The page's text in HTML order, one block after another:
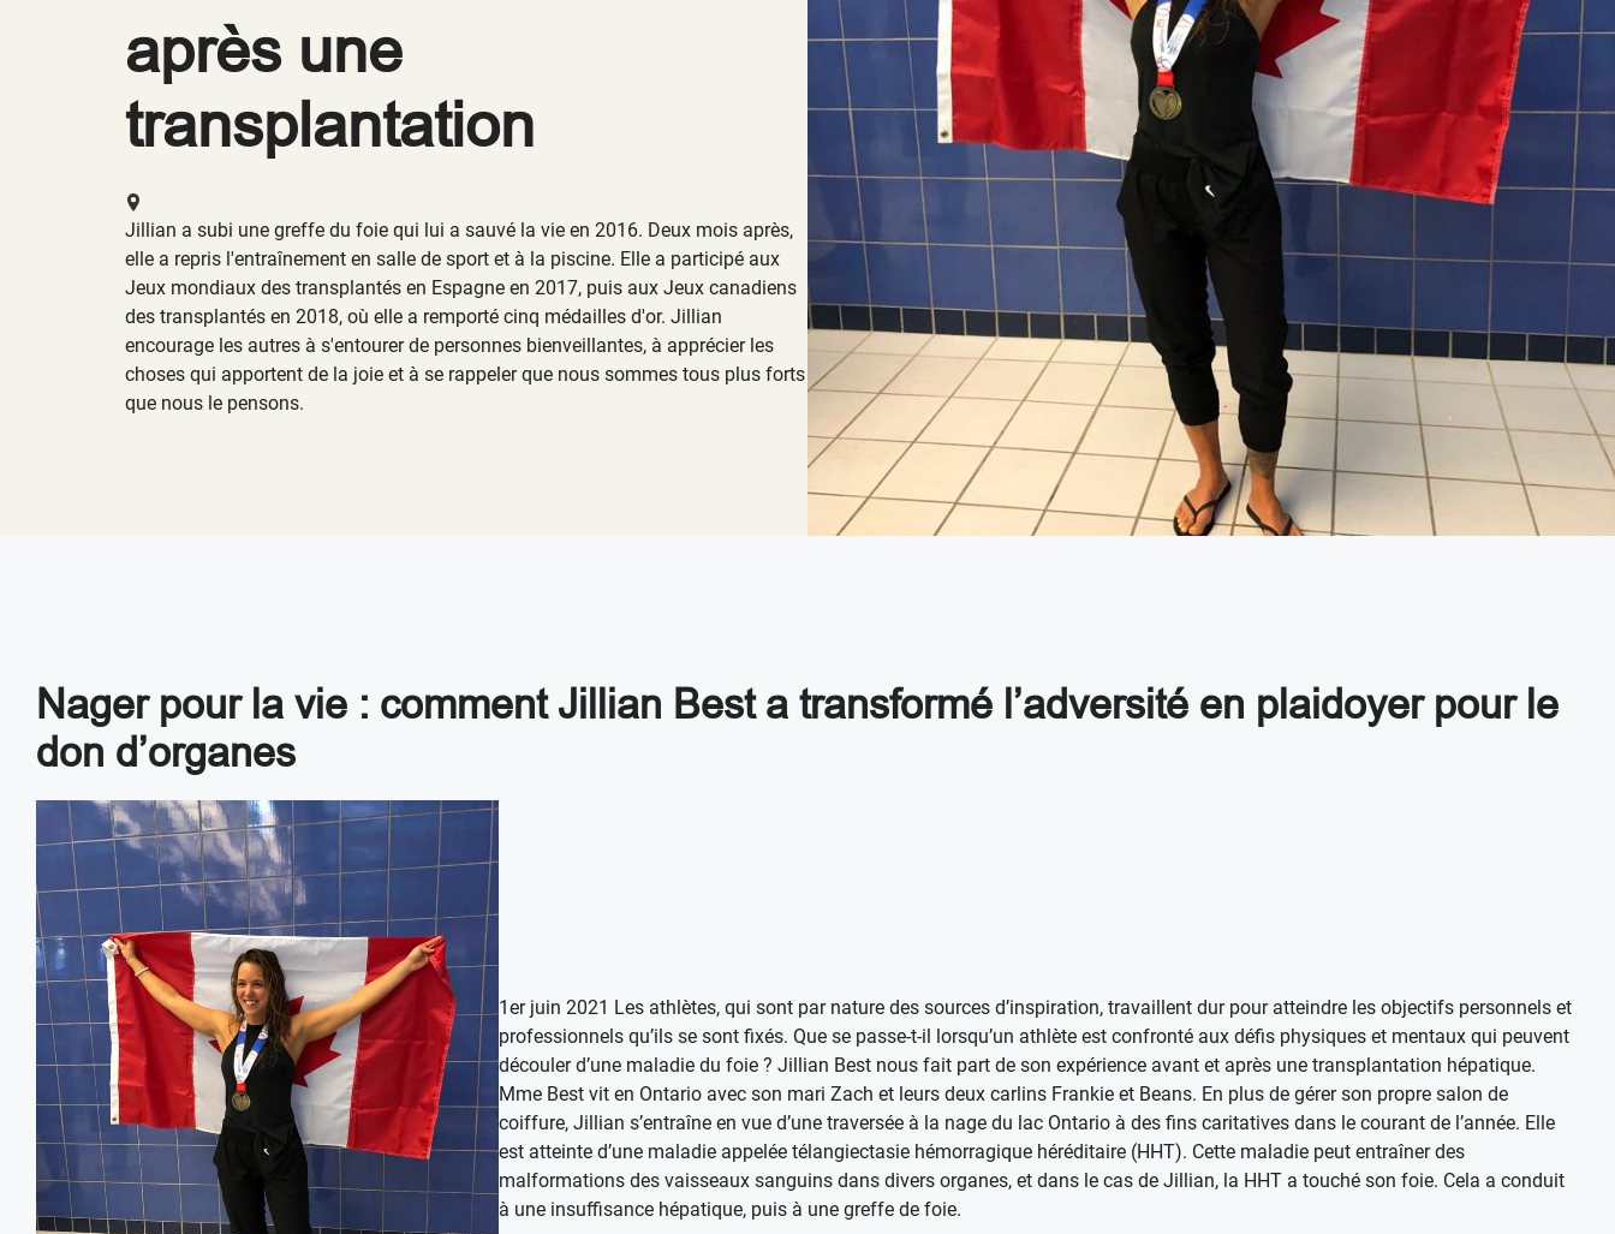
après une
transplantation
Jillian a subi une greffe du foie qui lui a sauvé la vie en 2016. Deux mois après,
elle a repris l'entraînement en salle de sport et à la piscine. Elle a participé aux
Jeux mondiaux des transplantés en Espagne en 2017, puis aux Jeux canadiens
des transplantés en 2018, où elle a remporté cinq médailles d'or. Jillian
encourage les autres à s'entourer de personnes bienveillantes, à apprécier les
choses qui apportent de la joie et à se rappeler que nous sommes tous plus forts
que nous le pensons.
Nager pour la vie : comment Jillian Best a transformé l’adversité en plaidoyer pour le
don d’organes
1er juin 2021 Les athlètes, qui sont par nature des sources d’inspiration, travaillent dur pour atteindre les objectifs personnels et
professionnels qu’ils se sont fixés. Que se passe-t-il lorsqu’un athlète est confronté aux défis physiques et mentaux qui peuvent
découler d’une maladie du foie ? Jillian Best nous fait part de son expérience avant et après une transplantation hépatique.
Mme Best vit en Ontario avec son mari Zach et leurs deux carlins Frankie et Beans. En plus de gérer son propre salon de
coiffure, Jillian s’entraîne en vue d’une traversée à la nage du lac Ontario à des fins caritatives dans le courant de l’année. Elle
est atteinte d’une maladie appelée télangiectasie hémorragique héréditaire (HHT). Cette maladie peut entraîner des
malformations des vaisseaux sanguins dans divers organes, et dans le cas de Jillian, la HHT a touché son foie. Cela a conduit
à une insuffisance hépatique, puis à une greffe de foie.